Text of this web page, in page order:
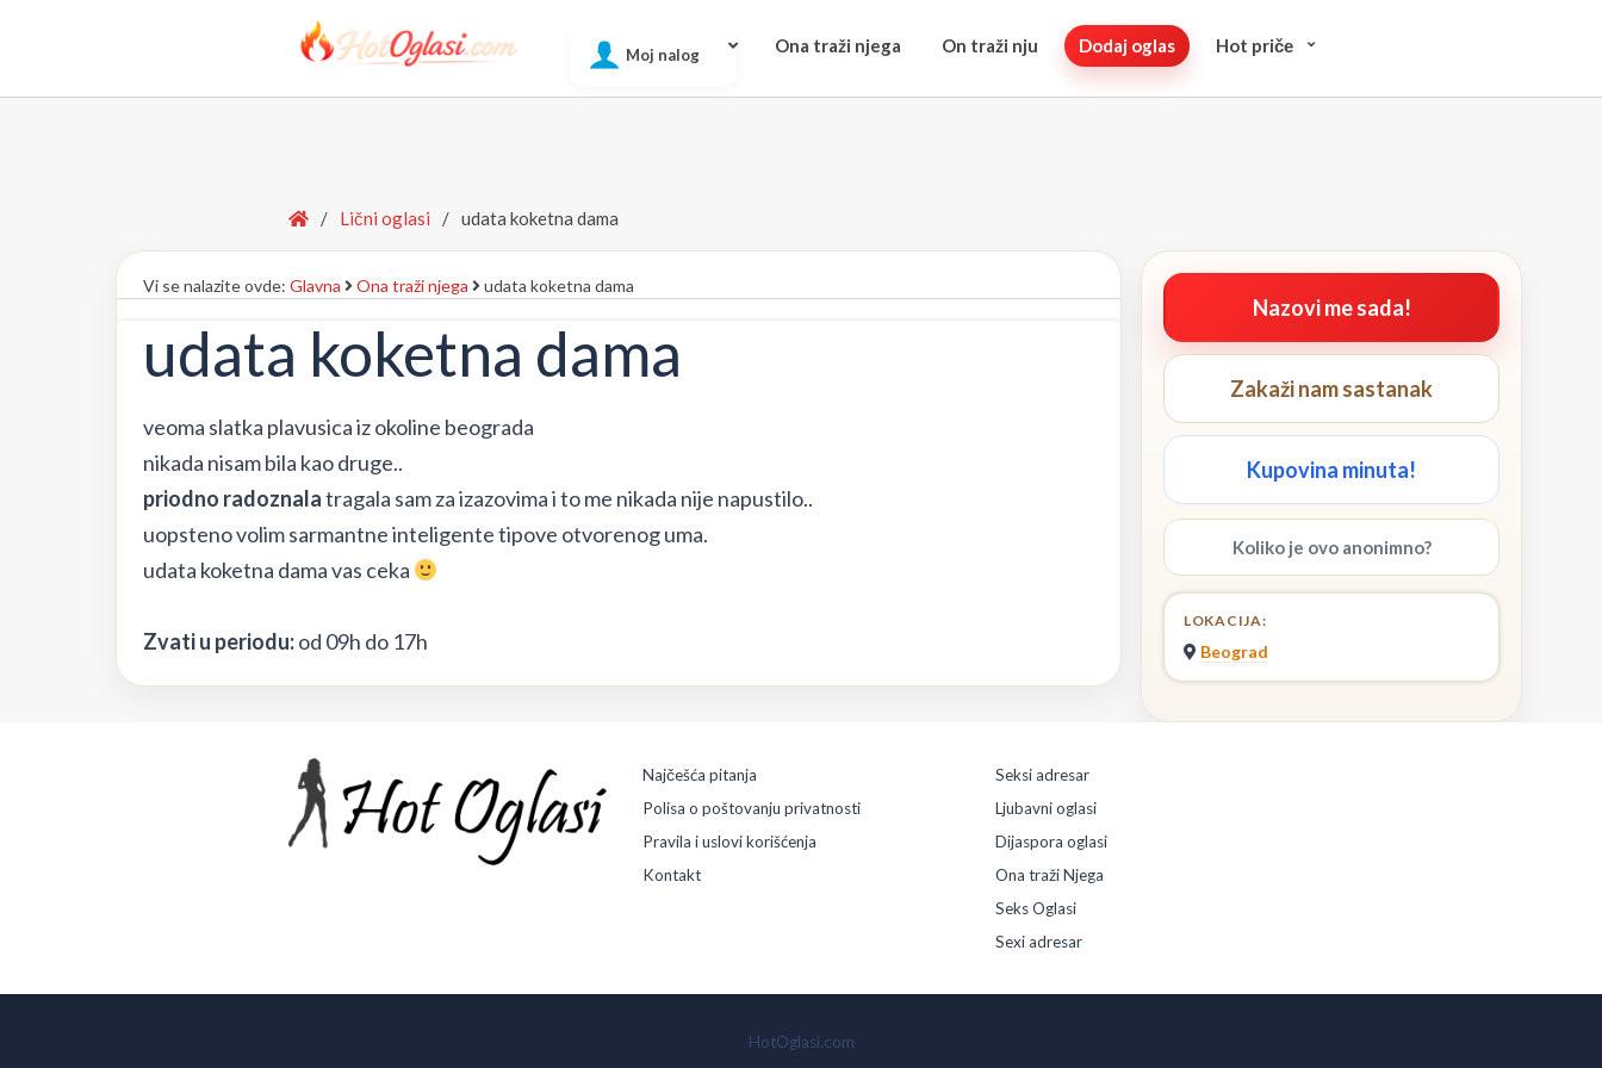
Moj nalog Ona traži njega On traži nju Dodaj oglas Hot pričе
Home
/ Lični oglasi / udata koketna dama
Vi se nalazite ovde: Glavna Ona traži njega udata koketna dama
udata koketna dama
veoma slatka plavusica iz okoline beograda
nikada nisam bila kao druge..
priodno radoznalatragala sam za izazovima i to me nikada nije napustilo..
uopsteno volim sarmantne inteligente tipove otvorenog uma.
udata koketna dama vas ceka
Zvati u periodu:od 09h do 17h
Nazovi me sada!
Zakaži nam sastanak
Kupovina minuta!
Koliko je ovo anonimno?
LOKACIJA:
Beograd
Najčešća pitanja
Polisa o poštovanju privatnosti
Pravila i uslovi korišćenja
Kontakt
Seksi adresar
Ljubavni oglasi
Dijaspora oglasi
Ona traži Njega
Seks Oglasi
Sexi adresar
HotOglasi.com